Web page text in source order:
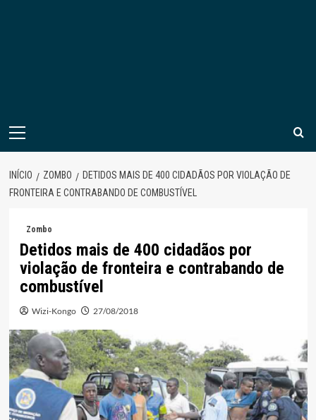
Menu
INÍCIO ZOMBO
DETIDOS MAIS DE 400 CIDADÃOS POR VIOLAÇÃO DE
FRONTEIRA E CONTRABANDO DE COMBUSTÍVEL
Zombo
Detidos mais de 400 cidadãos por
violação de fronteira e contrabando de
combustível
Wizi-Kongo 27/08/2018